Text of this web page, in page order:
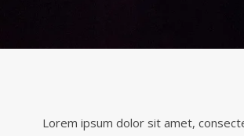
Lorem ipsum dolor sit amet,